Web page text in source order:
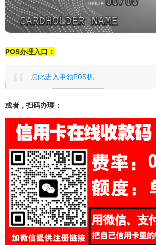
POS办理入口：
点此进入申领P0S机
或者，扫码办理 ：